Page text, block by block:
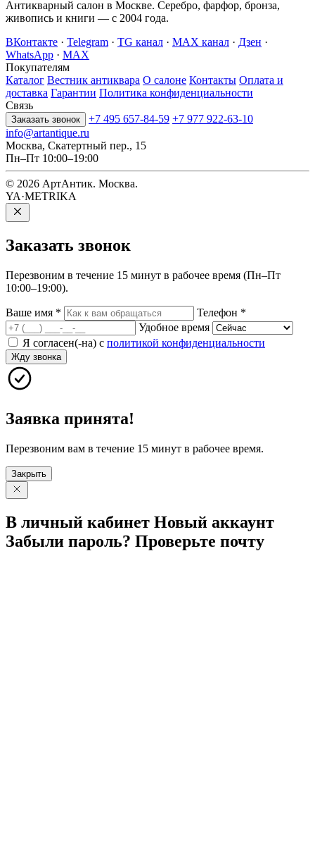
Антикварный салон в Москве. Серебро, фарфор, бронза,
живопись и книги — с 2004 года.
ВКонтакте · Telegram · TG канал · MAX канал · Дзен ·
WhatsApp · MAX
Покупателям
Каталог Вестник антиквара О салоне Контакты Оплата и
доставка Гарантии Политика конфиденциальности
Связь
Заказать звонок +7 495 657-84-59 +7 977 922-63-10
info@artantique.ru
Москва, Скатертный пер., 15
Пн–Пт 10:00–19:00
© 2026 АртАнтик. Москва.
YA·METRIKA
Заказать звонок
Перезвоним в течение 15 минут в рабочее время (Пн–Пт
10:00–19:00).
Ваше имя * Телефон *
Удобное время
Я согласен(-на) с политикой конфиденциальности
Жду звонка
Заявка принята!
Перезвоним вам в течение 15 минут в рабочее время.
Закрыть
В личный кабинет Новый аккаунт
Забыли пароль? Проверьте почту